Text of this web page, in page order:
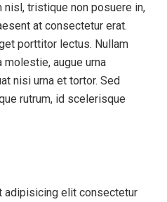
nisl, tristique non posuere in,
at consectetur erat.
porttitor lectus. Nullam
molestie, augue urna
nisi urna et tortor. Sed
rutrum, id scelerisque
adipisicing elit consectetur